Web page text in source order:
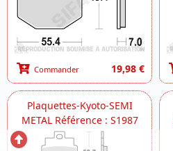
Commander 19,98 €
Plaquettes-Kyoto-SEMI
METAL Référence : S1987
Retour